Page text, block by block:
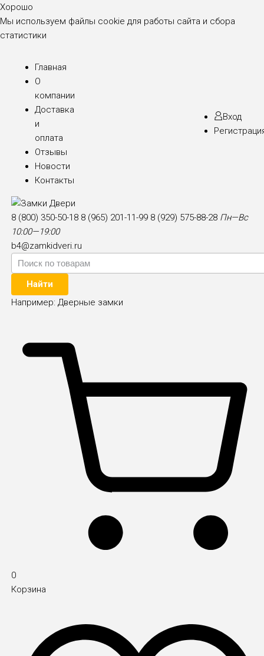
Хорошо
Мы используем файлы cookie для работы сайта и сбора
статистики
Главная
О
компании
Доставка
и
оплата
Отзывы
Новости
Контакты
Вход
8 (800) 350-50-18 8 (965) 201-11-99 8 (929) 575-88-28 Пн—Вс
10:00—19:00
b4@zamkidveri.ru
Найти
Например:Дверные замки
0
Корзина